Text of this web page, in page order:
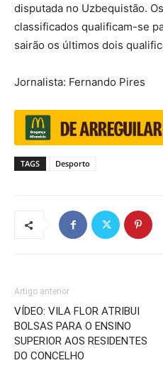
disputada no Uzbequistão.
classificados qualificam-se
sairão os últimos dois
Jornalista: Fernando Pires
TAGS Desporto
Artigo anterior
VÍDEO: VILA FLOR ATRIBUI
BOLSAS PARA O ENSINO
SUPERIOR AOS RESIDENTES
DO CONCELHO